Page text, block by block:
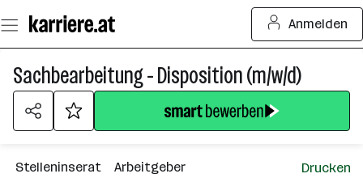
Seiteninhalt
springen
Anmelden
Sachbearbeitung - Disposition (m/w/d)
Stelleninserat Arbeitgeber Drucken